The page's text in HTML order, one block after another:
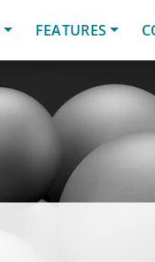
FEATURES